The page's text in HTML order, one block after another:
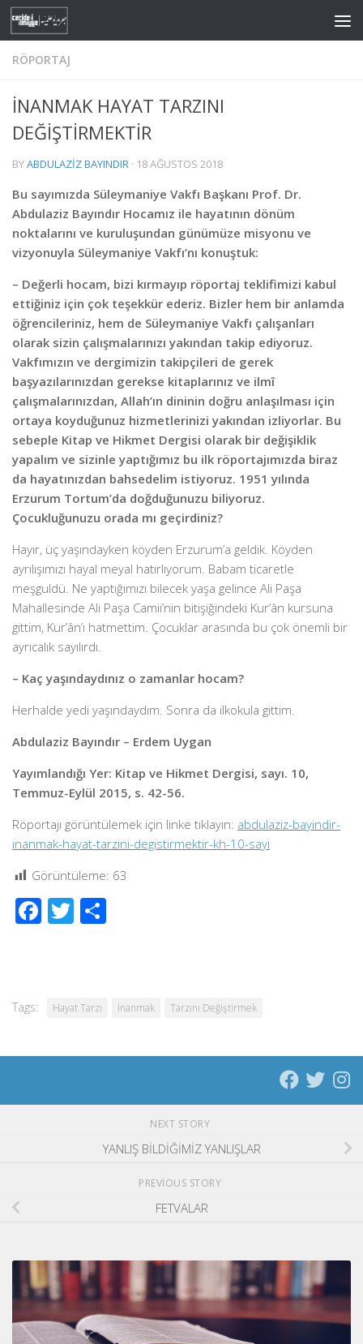
Skip to content
RÖPORTAJ
İNANMAK HAYAT TARZINI
DEĞİŞTİRMEKTİR
BYABDULAZIZ BAYINDIR · 18 AĞUSTOS 2018
Bu sayımızda Süleymaniye Vakfı Başkanı Prof. Dr.
Abdulaziz Bayındır Hocamız ile hayatının dönüm
noktalarını ve kuruluşundan günümüze misyonu ve
vizyonuyla Süleymaniye Vakfı’nı konuştuk:
– Değerli hocam, bizi kırmayıp röportaj teklifimizi kabul
ettiğiniz için çok teşekkür ederiz. Bizler hem bir anlamda
öğrencileriniz, hem de Süleymaniye Vakfı çalışanları
olarak sizin çalışmalarınızı yakından takip ediyoruz.
Vakfımızın ve dergimizin takipçileri de gerek
başyazılarınızdan gerekse kitaplarınız ve ilmî
çalışmalarınızdan, Allah’ın dininin doğru anlaşılması için
ortaya koyduğunuz hizmetlerinizi yakından izliyorlar. Bu
sebeple Kitap ve Hikmet Dergisi olarak bir değişiklik
yapalım ve sizinle yaptığımız bu ilk röportajımızda biraz
da hayatınızdan bahsedelim istiyoruz. 1951 yılında
Erzurum Tortum’da doğduğunuzu biliyoruz.
Çocukluğunuzu orada mı geçirdiniz?
Hayır, üç yaşındayken köyden Erzurum’a geldik. Köyden
ayrılışımızı hayal meyal hatırlıyorum. Babam ticaretle
meşguldü. Ne yaptığımızı bilecek yaşa gelince Ali Paşa
Mahallesinde Ali Paşa Camii’nin bitişiğindeki Kur’ân kursuna
gittim, Kur’ân’ı hatmettim. Çocuklar arasında bu çok önemli bir
ayrıcalık sayılırdı.
– Kaç yaşındaydınız o zamanlar hocam?
Herhalde yedi yaşındaydım. Sonra da ilkokula gittim.
Abdulaziz Bayındır – Erdem Uygan
Yayımlandığı Yer: Kitap ve Hikmet Dergisi, sayı. 10,
Temmuz-Eylül 2015, s. 42-56.
Röportajı görüntülemek için linke tıklayın: abdulaziz-bayindir-
inanmak-hayat-tarzini-degistirmektir-kh-10-sayi
Görüntüleme: 63
Facebook
Twitter
Tags: Hayat Tarzı İnanmak Tarzını Değiştirmek
NEXT STORY
YANLIŞ BİLDİĞİMİZ YANLIŞLAR
PREVIOUS STORY
FETVALAR